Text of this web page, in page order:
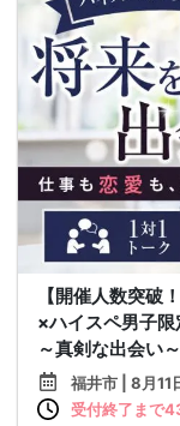
【開催人数突破
×ハイスペ男子
～真剣な出会い～
福井市 | 8月11
受付終了まで